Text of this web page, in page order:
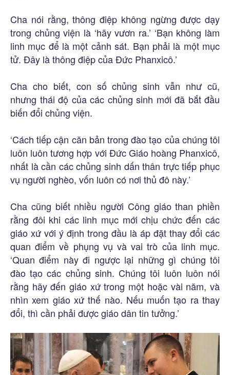
Cha nói rằng, thông điệp không ngừng được dạy
trong chủng viện là ‘hãy vươn ra.’ ‘Bạn không làm
linh mục để là một cảnh sát. Bạn phải là một mục
tử. Đây là thông điệp của Đức Phanxicô.’
Cha cho biết, con số chủng sinh vẫn như cũ,
nhưng thái độ của các chủng sinh mới đã bắt đầu
biến đổi chủng viện.
‘Cách tiếp cận căn bản trong đào tạo của chúng tôi
luôn luôn tương hợp với Đức Giáo hoàng Phanxicô,
nhất là cần các chủng sinh dấn thân trực tiếp phục
vụ người nghèo, vốn luôn có nơi thủ đô này.’
Cha cũng biết nhiều người Công giáo than phiền
rằng đôi khi các linh mục mới chịu chức đến các
giáo xứ với ý định trong đầu là áp đặt thay đổi các
quan điểm về phụng vụ và vai trò của linh mục.
‘Quan điểm này đi ngược lại những gì chúng tôi
đào tạo các chủng sinh. Chúng tôi luôn luôn nói
rằng hãy đến giáo xứ trong một hoặc vài năm, và
nhìn xem giáo xứ thế nào. Nếu muốn tạo ra thay
đổi, thì cần phải được giáo dân tin tưởng.’